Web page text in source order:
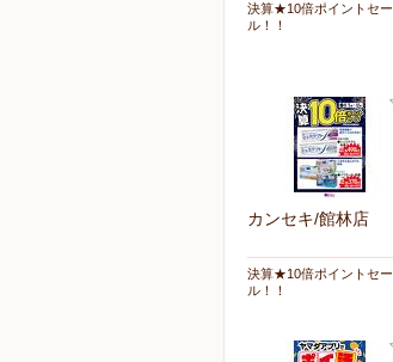
決算★10倍ポイントセー
ル！！
カンセキ/館林店
決算★10倍ポイントセー
ル！！